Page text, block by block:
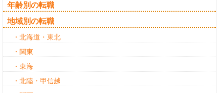
年齢別の転職
地域別の転職
・北海道・東北
・関東
・東海
・北陸・甲信越